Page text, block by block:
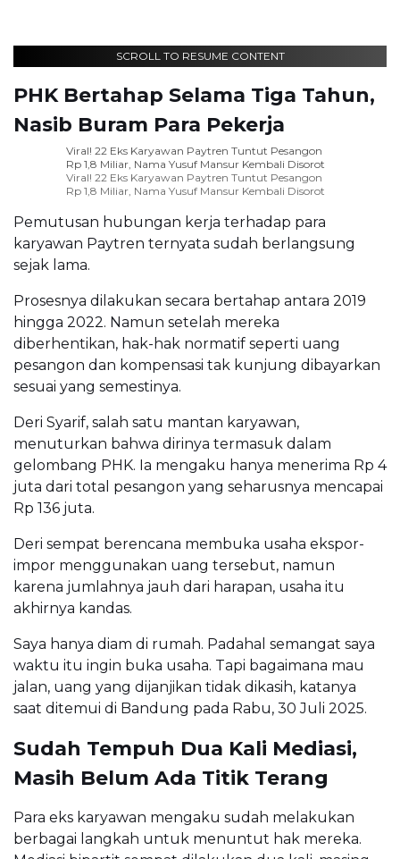
SCROLL TO RESUME CONTENT
PHK Bertahap Selama Tiga Tahun,
Nasib Buram Para Pekerja
Viral! 22 Eks Karyawan Paytren Tuntut Pesangon
Rp 1,8 Miliar, Nama Yusuf Mansur Kembali Disorot
Viral! 22 Eks Karyawan Paytren Tuntut Pesangon
Rp 1,8 Miliar, Nama Yusuf Mansur Kembali Disorot
Pemutusan hubungan kerja terhadap para
karyawan Paytren ternyata sudah berlangsung
sejak lama.
Prosesnya dilakukan secara bertahap antara 2019
hingga 2022. Namun setelah mereka
diberhentikan, hak-hak normatif seperti uang
pesangon dan kompensasi tak kunjung dibayarkan
sesuai yang semestinya.
Deri Syarif, salah satu mantan karyawan,
menuturkan bahwa dirinya termasuk dalam
gelombang PHK. Ia mengaku hanya menerima Rp 4
juta dari total pesangon yang seharusnya mencapai
Rp 136 juta.
Deri sempat berencana membuka usaha ekspor-
impor menggunakan uang tersebut, namun
karena jumlahnya jauh dari harapan, usaha itu
akhirnya kandas.
Saya hanya diam di rumah. Padahal semangat saya
waktu itu ingin buka usaha. Tapi bagaimana mau
jalan, uang yang dijanjikan tidak dikasih, katanya
saat ditemui di Bandung pada Rabu, 30 Juli 2025.
Sudah Tempuh Dua Kali Mediasi,
Masih Belum Ada Titik Terang
Para eks karyawan mengaku sudah melakukan
berbagai langkah untuk menuntut hak mereka.